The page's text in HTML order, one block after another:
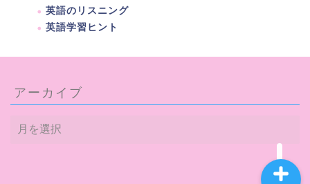
英語のリスニング
英語学習ヒント
アーカイブ
ア
ー
海外生活